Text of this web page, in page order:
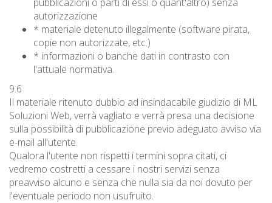
autorizzazione
* materiale detenuto illegalmente (software pirata,
copie non autorizzate, etc.)
* informazioni o banche dati in contrasto con
l'attuale normativa.
9.6
Il materiale ritenuto dubbio ad insindacabile giudizio di ML
Soluzioni Web, verrà vagliato e verrà presa una decisione
sulla possibilità di pubblicazione previo adeguato avviso via
e-mail all'utente.
Qualora l'utente non rispetti i termini sopra citati, ci
vedremo costretti a cessare i nostri servizi senza
preavviso alcuno e senza che nulla sia da noi dovuto per
l'eventuale periodo non usufruito.